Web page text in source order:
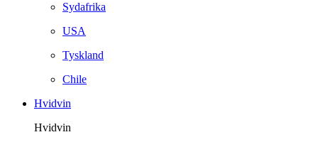
Sydafrika
USA
Tyskland
Chile
Hvidvin
Hvidvin